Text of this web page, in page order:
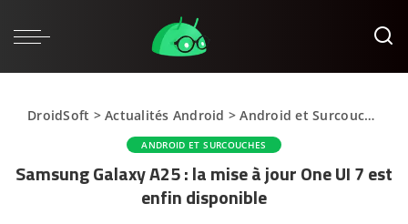
DroidSoft >Actualités Android >Android et Surcouches
ANDROID ET SURCOUCHES
Samsung Galaxy A25 : la mise à jour One UI 7 est
enfin disponible